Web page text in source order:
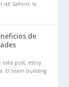
de Sallent, la
de
este post, estoy
El team building